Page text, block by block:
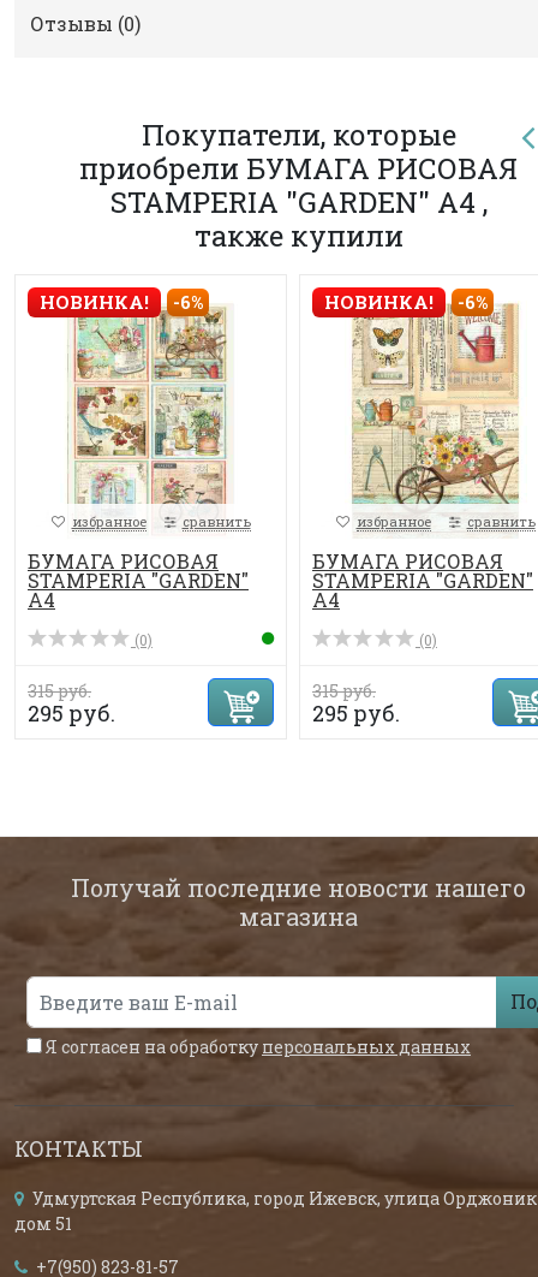
Отзывы (0)
Покупатели, которые
приобрели БУМАГА РИСОВАЯ
STAMPERIA "GARDEN" А4 ,
также купили
НОВИНКА! -6%
избранное сравнить
БУМАГА РИСОВАЯ
STAMPERIA "GARDEN"
А4
(0)
315 руб.
295 руб.
НОВИНКА! -6%
избранное сравнить
БУМАГА РИСОВАЯ
STAMPERIA "GARDEN"
А4
(0)
315 руб.
295 руб.
Получай последние новости нашего
магазина
Я согласен на обработку персональных данных
КОНТАКТЫ
Удмуртская Республика, город Ижевск, улица
дом 51
+7(950) 823-81-57